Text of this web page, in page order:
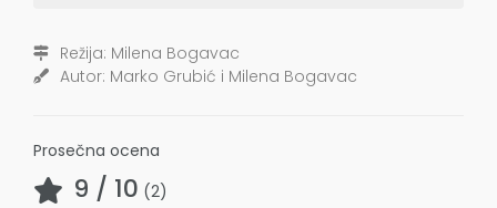
Režija: Milena Bogavac
Autor: Marko Grubić i Milena Bogavac
Prosečna ocena
9 / 10 (2)